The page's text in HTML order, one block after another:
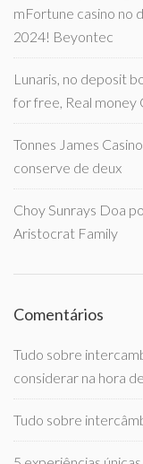
mFortune casino no
2024! Beyontec
Lunaris, no deposit
for free, Real money
Tonnes James
conserve de deux
Choy Sunrays Doa
Aristocrat Family
Comentários
Tudo sobre
considerar na hora
Tudo sobre